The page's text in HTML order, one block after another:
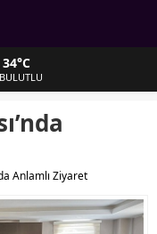
34°C
Anlamlı Ziyaret